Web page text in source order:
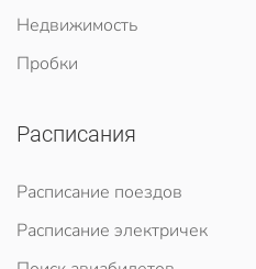
Недвижимость
Пробки
Расписания
Расписание поездов
Расписание электричек